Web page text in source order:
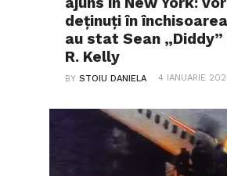
deținuți în
au stat Sean „Diddy”
R. Kelly
BYSTOIU DANIELA 4 IANUARIE